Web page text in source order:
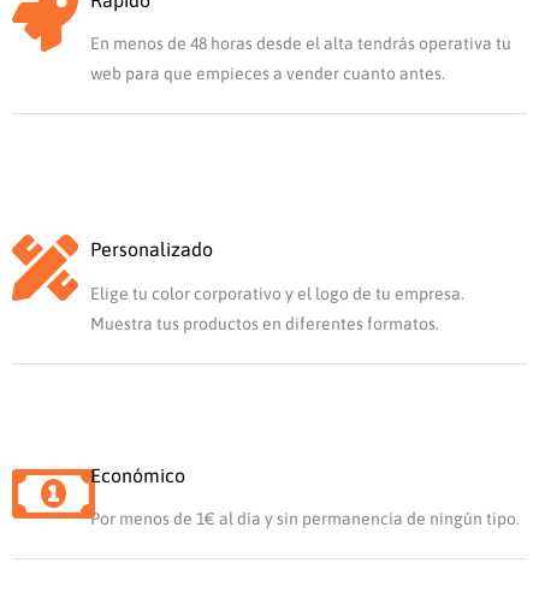
En menos de 48 horas desde el alta tendrás operativa tu
web para que empieces a vender cuanto antes.
Personalizado
Elige tu color corporativo y el logo de tu empresa.
Muestra tus productos en diferentes formatos.
Económico
Por menos de 1€ al día y sin permanencia de ningún tipo.